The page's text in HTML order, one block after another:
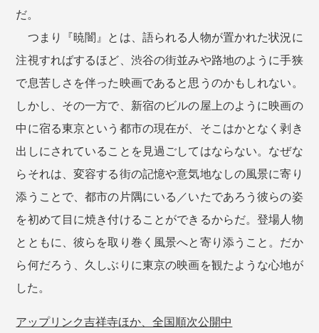
だ。
つまり『暁闇』とは、語られる人物が置かれた状況に
注視すればするほど、渋谷の街並みや路地のように手狭
で息苦しさを伴った映画であると思うのかもしれない。
しかし、その一方で、新宿のビルの屋上のように映画の
中に宿る東京という都市の現在が、そこはかとなく剥き
出しにされていることを見過ごしてはならない。なぜな
らそれは、変容する街の記憶や意気地なしの風景に寄り
添うことで、都市の片隅にいる／いたであろう彼らの姿
を初めて目に焼き付けることができるからだ。登場人物
とともに、彼らを取り巻く風景へと寄り添うこと。だか
ら何だろう、久しぶりに東京の映画を観たような心地が
した。
アップリンク吉祥寺ほか、全国順次公開中